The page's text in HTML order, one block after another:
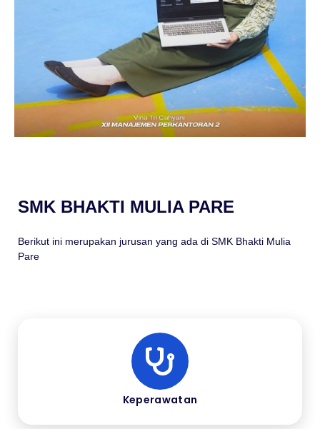
SMK BHAKTI MULIA PARE
Berikut ini merupakan jurusan yang ada di SMK Bhakti Mulia
Pare
Keperawatan